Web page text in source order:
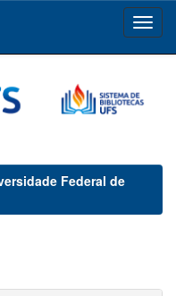
Federal de